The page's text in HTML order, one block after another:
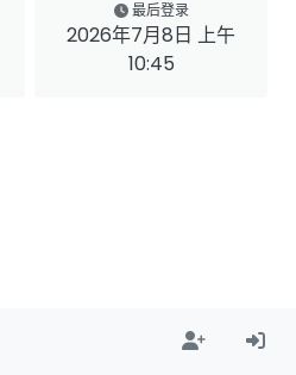
最后登录
2026年7月8日 上午
10:45